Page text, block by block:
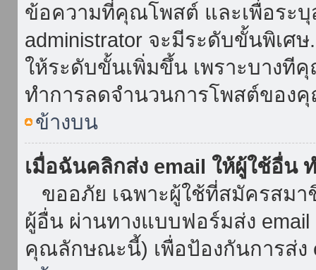
ข้อความที่คุณโพสต์ และเพื่อระบุ
administrator จะมีระดับขั้นพิเศ
ให้ระดับขั้นเพิ่มขึ้น เพราะบางที
ทำการลดจำนวนการโพสต์ของ
ข้างบน
เมื่อฉันคลิกส่ง email ให้ผู้ใช้อื่น
ขออภัย เฉพาะผู้ใช้ที่สมัครสมา
ผู้อื่น ผ่านทางแบบฟอร์มส่ง
คุณลักษณะนี้) เพื่อป้องกันการส่ง